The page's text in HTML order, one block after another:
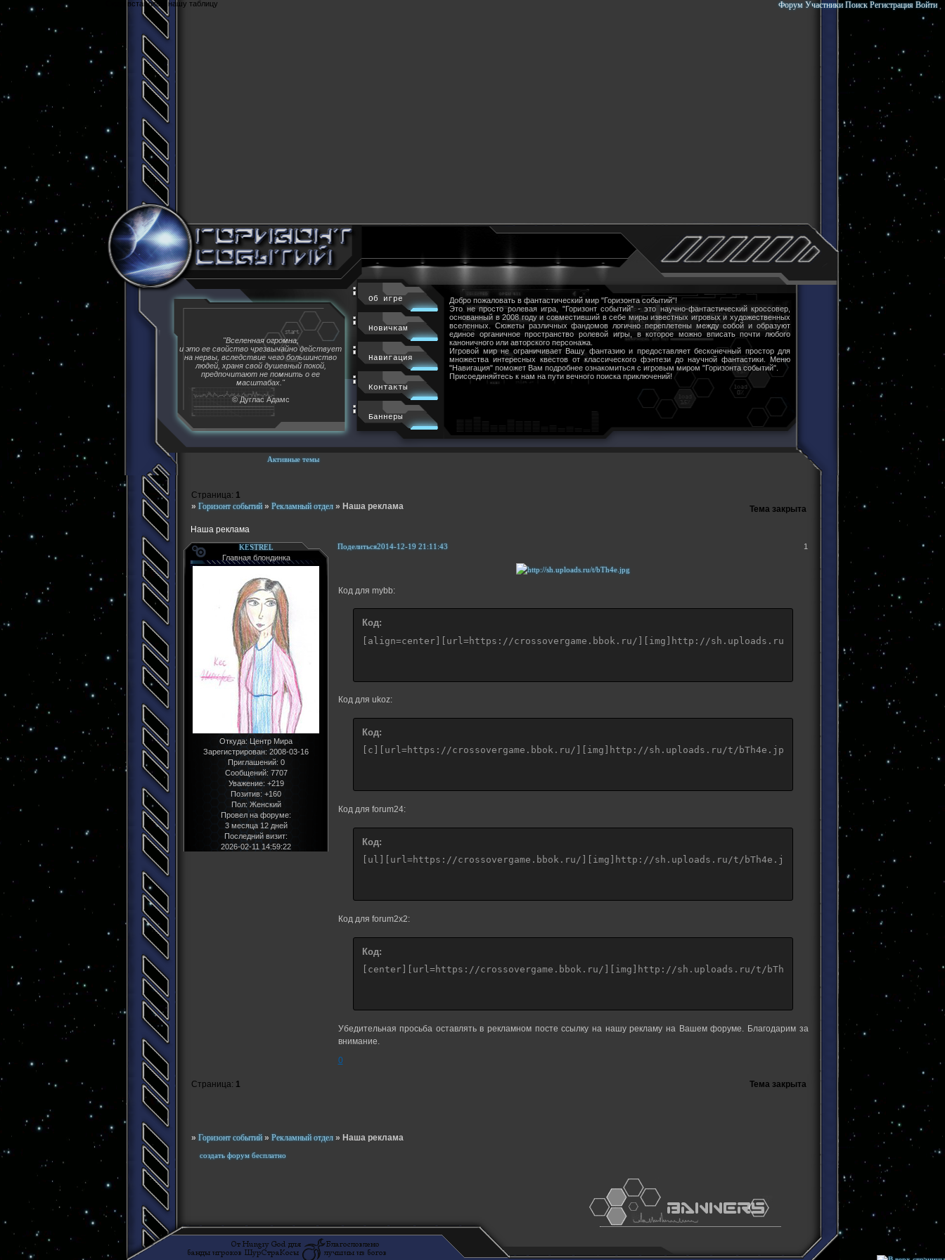
Cюда вставляем нашу таблицу Форум Участники Поиск Регистрация Войти
Активные темы
"Вселенная огромна,
и это ее свойство чрезвычайно действует
на нервы, вследствие чего большинство
людей, храня свой душевный покой,
предпочитают не помнить о ее
масштабах."
© Дуглас Адамс
Об игре
Новичкам
Навигация
Контакты
Баннеры
Добро пожаловать в фантастический мир "Горизонта событий"!
Это не просто ролевая игра, "Горизонт событий" - это научно-фантастический кроссовер,
основанный в 2008 году и совместивший в себе миры известных игровых и художественных
вселенных. Сюжеты различных фандомов логично переплетены между собой и образуют
единое органичное пространство ролевой игры, в которое можно вписать почти любого
каноничного или авторского персонажа.
Игровой мир не ограничивает Вашу фантазию и предоставляет бесконечный простор для
множества интересных квестов от классического фэнтези до научной фантастики. Меню
"Навигация" поможет Вам подробнее ознакомиться с игровым миром "Горизонта событий".
Присоединяйтесь к нам на пути вечного поиска приключений!
» Горизонт событий » Рекламный отдел » Наша реклама
Наша реклама
Страница: 1
Тема закрыта
Поделиться 1
2014-12-19 21:11:43
KESTREL
Главная блондинка
Откуда:Центр Мира
Зарегистрирован: 2008-03-16
Приглашений: 0
Сообщений: 7707
Уважение: +219
Позитив: +160
Пол:Женский
Провел на форуме:
3 месяца 12 дней
Последний визит:
2026-02-11 14:59:22
Код для mybb:
Код:
[align=center][url=https://crossovergame.bbok.ru/][img]http://sh.uploads.ru/t/bTh4e.jpg[/img][/url][/
Код для ukoz:
Код:
[c][url=https://crossovergame.bbok.ru/][img]http://sh.uploads.ru/t/bTh4e.jpg[/img][/url][/c]
Код для forum24:
Код:
[ul][url=https://crossovergame.bbok.ru/][img]http://sh.uploads.ru/t/bTh4e.jpg[/img][/url][/ul]
Код для forum2x2:
Код:
[center][url=https://crossovergame.bbok.ru/][img]http://sh.uploads.ru/t/bTh4e.jpg[/img][/url][/center]
Убедительная просьба оставлять в рекламном посте ссылку на нашу рекламу на Вашем форуме. Благодарим за
внимание.
0
Тема закрыта
Страница: 1
» Горизонт событий » Рекламный отдел » Наша реклама
создать форум бесплатно